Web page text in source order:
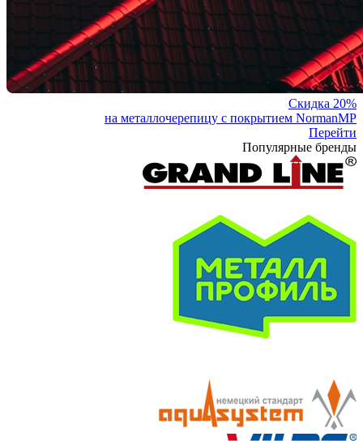
Скидка 20%
на металлочерепицу с покрытием NormanMP
Перейти
Популярные бренды